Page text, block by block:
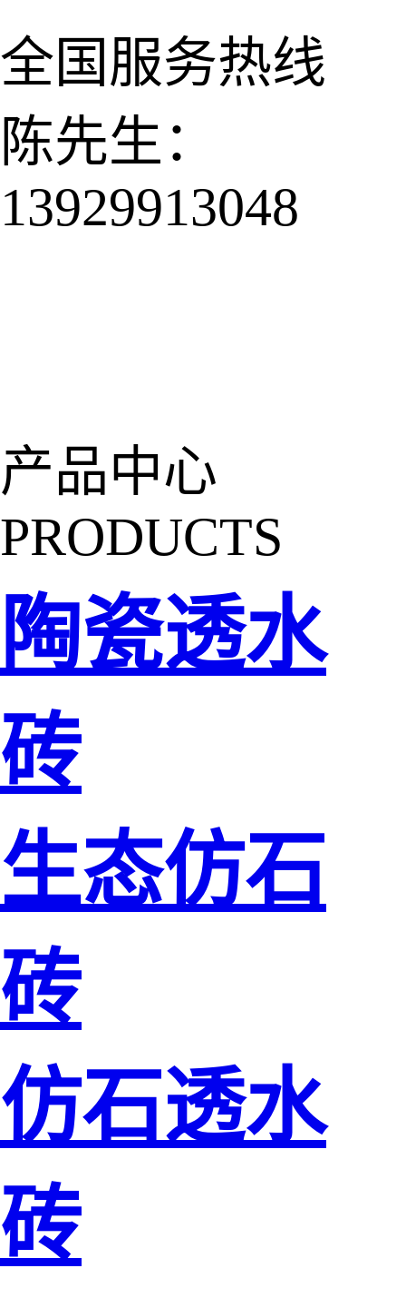
全国服务热线
陈先生：
13929913048
产品中心
PRODUCTS
陶瓷透水
砖
生态仿石
砖
仿石透水
砖